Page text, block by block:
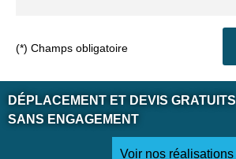
(*) Champs obligatoire
DÉPLACEMENT ET DEVIS GRATUITS
SANS ENGAGEMENT
Voir nos réalisations